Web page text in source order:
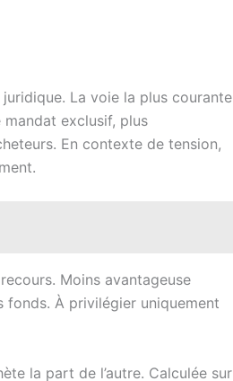
La voie la plus courante
exclusif, plus
En contexte de tension,
Moins avantageuse
À privilégier uniquement
la part de l’autre. Calculée sur